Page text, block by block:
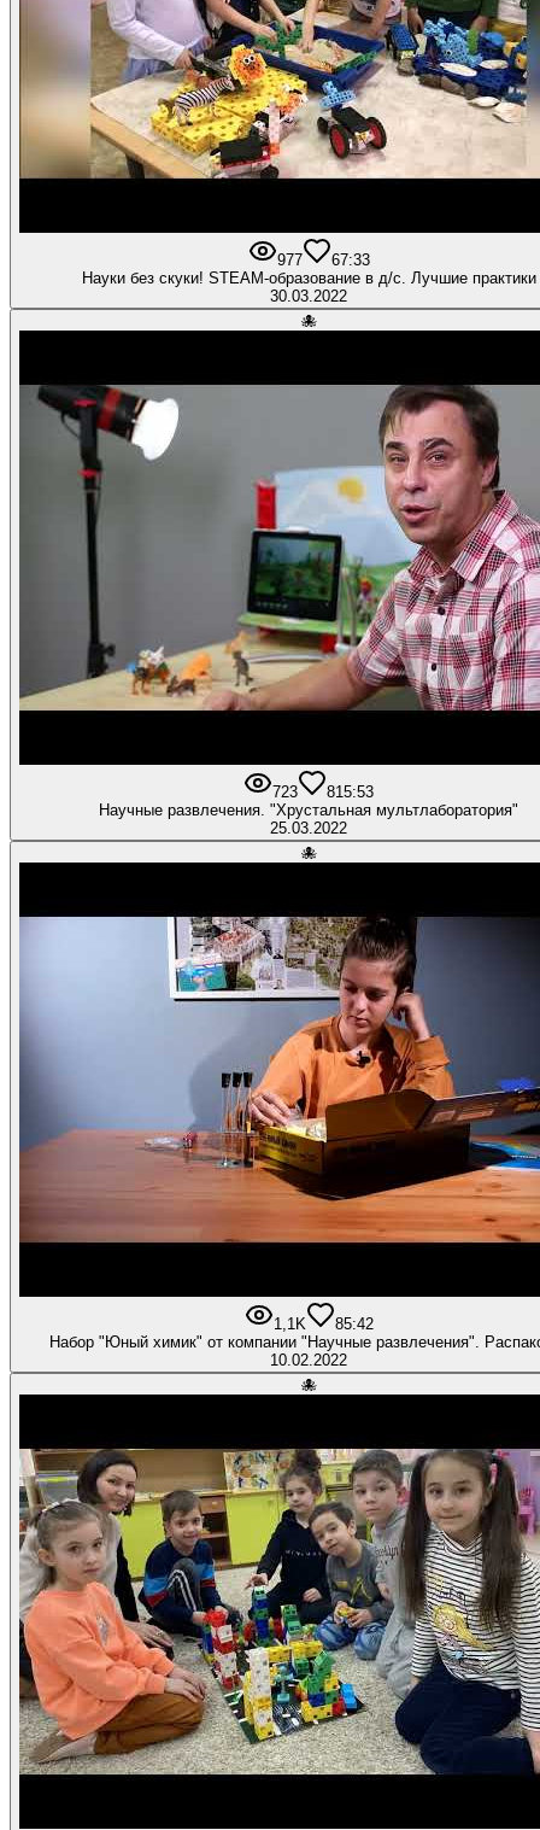
977 67:33
Науки без скуки! STEAM-образование в д/с. Лучшие практики
30.03.2022
🐙
723 815:53
Научные развлечения. "Хрустальная мультлаборатория"
25.03.2022
🐙
1,1K 85:42
Набор "Юный химик" от компании "Научные развлечения".
10.02.2022
🐙